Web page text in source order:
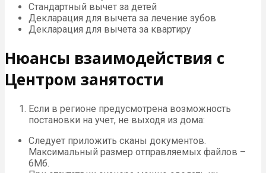
Стандартный вычет за детей
Декларация для вычета за лечение зубов
Декларация для вычета за квартиру
Нюансы взаимодействия с
Центром занятости
Если в регионе предусмотрена возможность
постановки на учет, не выходя из дома:
Следует приложить сканы документов.
Максимальный размер отправляемых файлов –
6Мб.